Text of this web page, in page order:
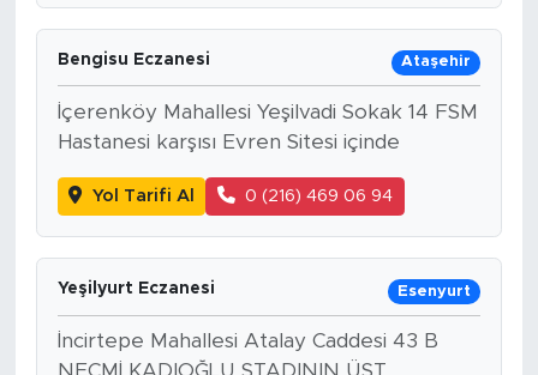
Bengisu Eczanesi Ataşehir
İçerenköy Mahallesi Yeşilvadi Sokak 14 FSM
Hastanesi karşısı Evren Sitesi içinde
Yol Tarifi Al 0 (216) 469 06 94
Yeşilyurt Eczanesi Esenyurt
İncirtepe Mahallesi Atalay Caddesi 43 B